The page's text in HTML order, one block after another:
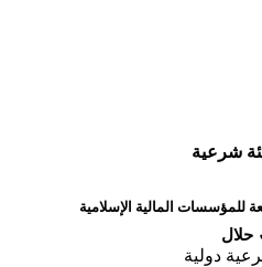
للمؤسسات المالية الإسلامية
حلال
دولية